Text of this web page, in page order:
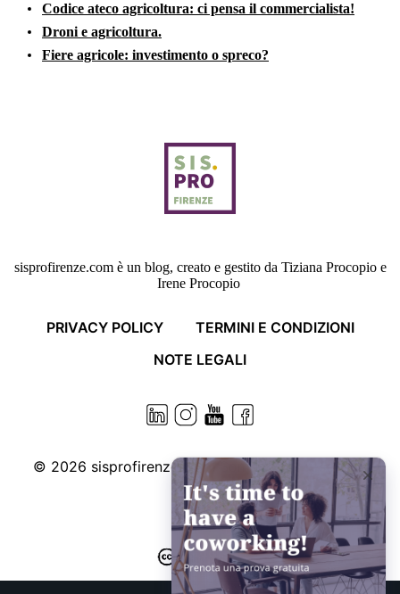
Codice ateco agricoltura: ci pensa il commercialista!
Droni e agricoltura.
Fiere agricole: investimento o spreco?
sisprofirenze.com è un blog, creato e gestito da Tiziana Procopio e
Irene Procopio
PRIVACY POLICY
TERMINI E CONDIZIONI
NOTE LEGALI
© 2026 sisprofirenze.com. Some rights reserved.